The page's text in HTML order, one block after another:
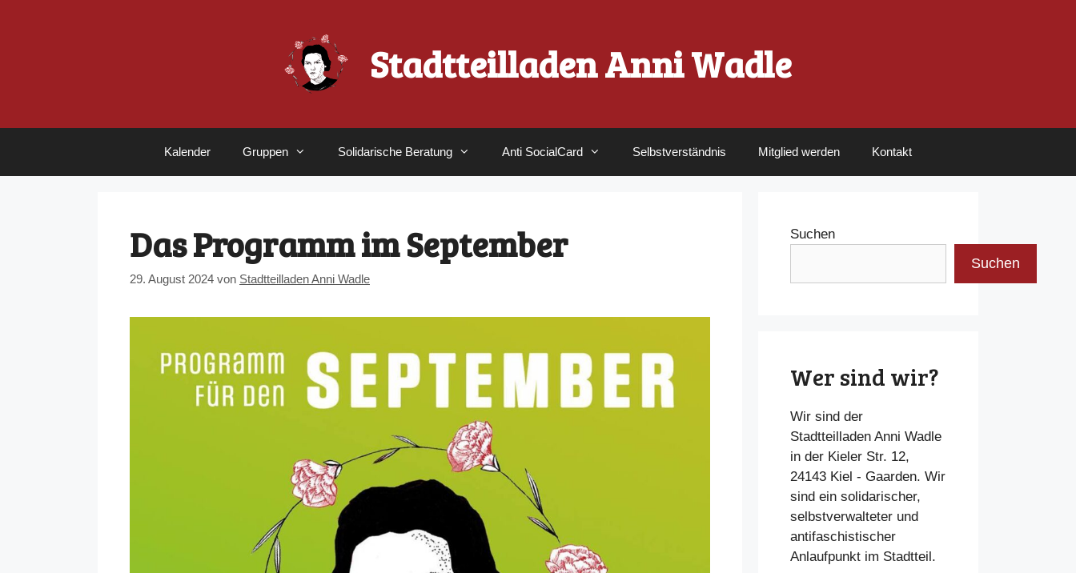
Stadtteilladen Anni Wadle
Kalender Gruppen Solidarische Beratung Anti SocialCard Selbstverständnis Mitglied werden Kontakt
Das Programm im September
29. August 2024 von Stadtteilladen Anni Wadle
Suchen
Suchen
Wer sind wir?
Wir sind der
Stadtteilladen Anni Wadle
in der Kieler Str. 12,
24143 Kiel - Gaarden. Wir
sind ein solidarischer,
selbstverwalteter und
antifaschistischer
Anlaufpunkt im Stadtteil.